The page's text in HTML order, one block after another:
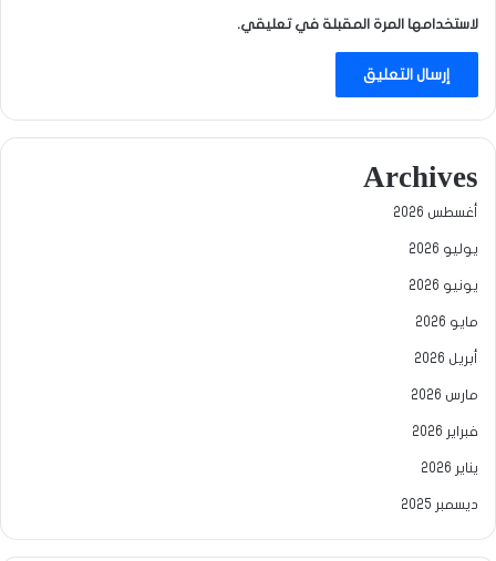
لاستخدامها المرة المقبلة في تعليقي.
Archives
أغسطس 2026
يوليو 2026
يونيو 2026
مايو 2026
أبريل 2026
مارس 2026
فبراير 2026
يناير 2026
ديسمبر 2025